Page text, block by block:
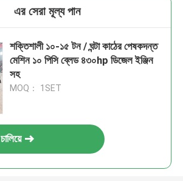
এর সেরা মূল্য পান
শক্তিশালী ১০-১৫ টন / ঘন্টা কাঠের পেষকদন্ত
মেশিন ১০ পিসি ব্লেড ৪৩০hp ডিজেল ইঞ্জিন
সহ
MOQ： 1SET
চালিয়ে